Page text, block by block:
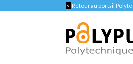
< Retour au portail